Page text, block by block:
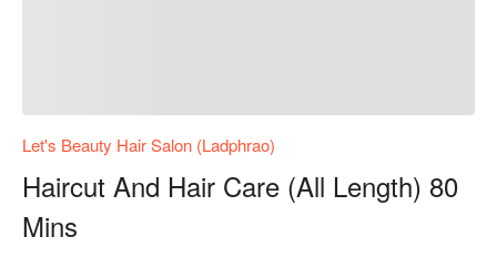
Let's Beauty Hair Salon (Ladphrao)
Haircut And Hair Care (All Length) 80
Mins